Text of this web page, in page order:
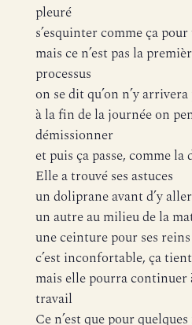
pleuré
s’esquinter comme ça
mais ce n’est pas la
processus
on se dit qu’on n’y
à la fin de la journée on
démissionner
et puis ça passe, comme la
Elle a trouvé ses astuces
un doliprane avant d’y aller
un autre au milieu de la
une ceinture pour ses reins
c’est inconfortable, ça
mais elle pourra continuer
travail
Ce n’est que pour